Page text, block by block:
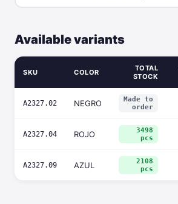
Available variants
SKU COLOR
TOTAL
STOCK
A2327.02 NEGRO
Made to
order
A2327.04 ROJO
3498
pcs
A2327.09 AZUL
2108
pcs